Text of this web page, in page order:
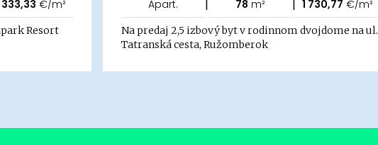
333,33 €/m²
Resort
Apart. 78 m² 1 730,77 €/m²
Na predaj 2,5 izbový byt v rodinnom dvojdome na ul.
Tatranská cesta, Ružomberok